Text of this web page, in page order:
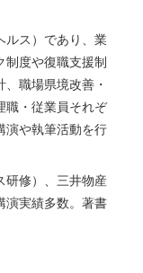
ルス）であり、業
制度や復職支援制
職場県境改善・
職・従業員それぞ
演や執筆活動を行
研修）、三井物産
演実績多数。著書